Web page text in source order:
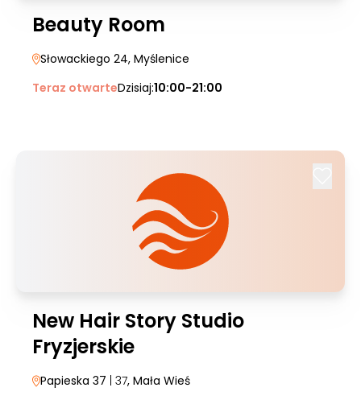
Beauty Room
Słowackiego 24, Myślenice
Teraz otwarteDzisiaj:10:00-21:00
New Hair Story Studio
Fryzjerskie
Papieska 37 | 37, Mała Wieś